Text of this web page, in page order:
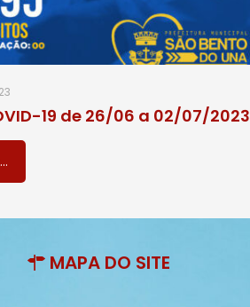
19 de 26/06 a 02/07/2023
MAPA DO SITE